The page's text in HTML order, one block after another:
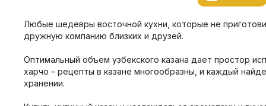
Любые шедевры восточной кухни, которые не
дружную компанию близких и друзей.
Оптимальный объем узбекского казана дает простор
харчо – рецепты в казане многообразны, и каждый
хранении.